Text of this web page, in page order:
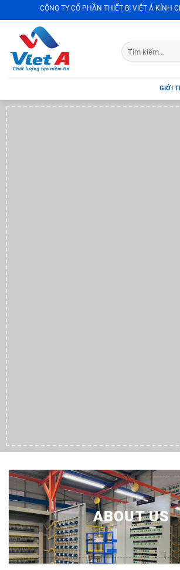
to
content
TY CỔ PHẦN THIẾT BỊ VIỆT Á KÍNH CHÀO QUÝ
GIỚI
ABOUT US